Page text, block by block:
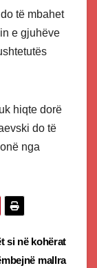
të mbahet
e gjuhëve
hiqte dorë
do të
nga
si në kohërat
mallra